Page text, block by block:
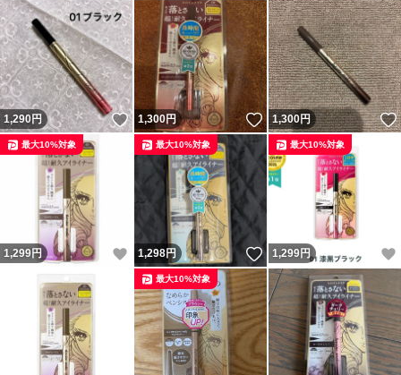
1,290円 いいね！
1,300円 いいね！
1,300円
1,299円 いいね！
最大10%対象
1,298円 いいね！
最大10%対象
1,299円
最大10%対象
最大10%対象